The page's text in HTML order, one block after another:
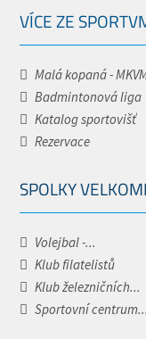
VÍCE ZE
Malá kopaná -
Badmintonová liga
Katalog sportovišť
Rezervace
SPOLKY
Volejbal -...
Klub filatelistů
Klub železničních...
Sportovní centrum...